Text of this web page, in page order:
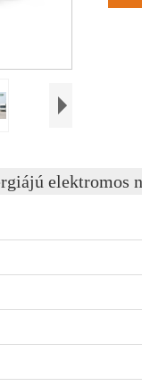
elektromos